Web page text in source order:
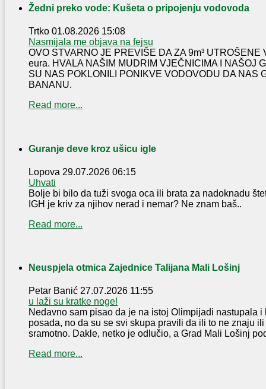
Žedni preko vode: Kušeta o pripojenju vodovoda
Trtko 01.08.2026 15:08
Nasmijala me objava na fejsu
OVO STVARNO JE PREVIŠE DA ZA 9m³ UTROŠENE
eura. HVALA NAŠIM MUDRIM VJEČNICIMA I NAŠOJ
SU NAS POKLONILI PONIKVE VODOVODU DA NAS
BANANU.
Read more...
Guranje deve kroz ušicu igle
Lopova 29.07.2026 06:15
Uhvati
Bolje bi bilo da tuži svoga oca ili brata za nadoknadu
IGH je kriv za njihov nerad i nemar? Ne znam baš..
Read more...
Neuspjela otmica Zajednice Talijana Mali Lošinj
Petar Banić 27.07.2026 11:55
u laži su kratke noge!
Nedavno sam pisao da je na istoj Olimpijadi nastupala i
posada, no da su se svi skupa pravili da ili to ne znaju
sramotno. Dakle, netko je odlučio, a Grad Mali Lošinj
Read more...